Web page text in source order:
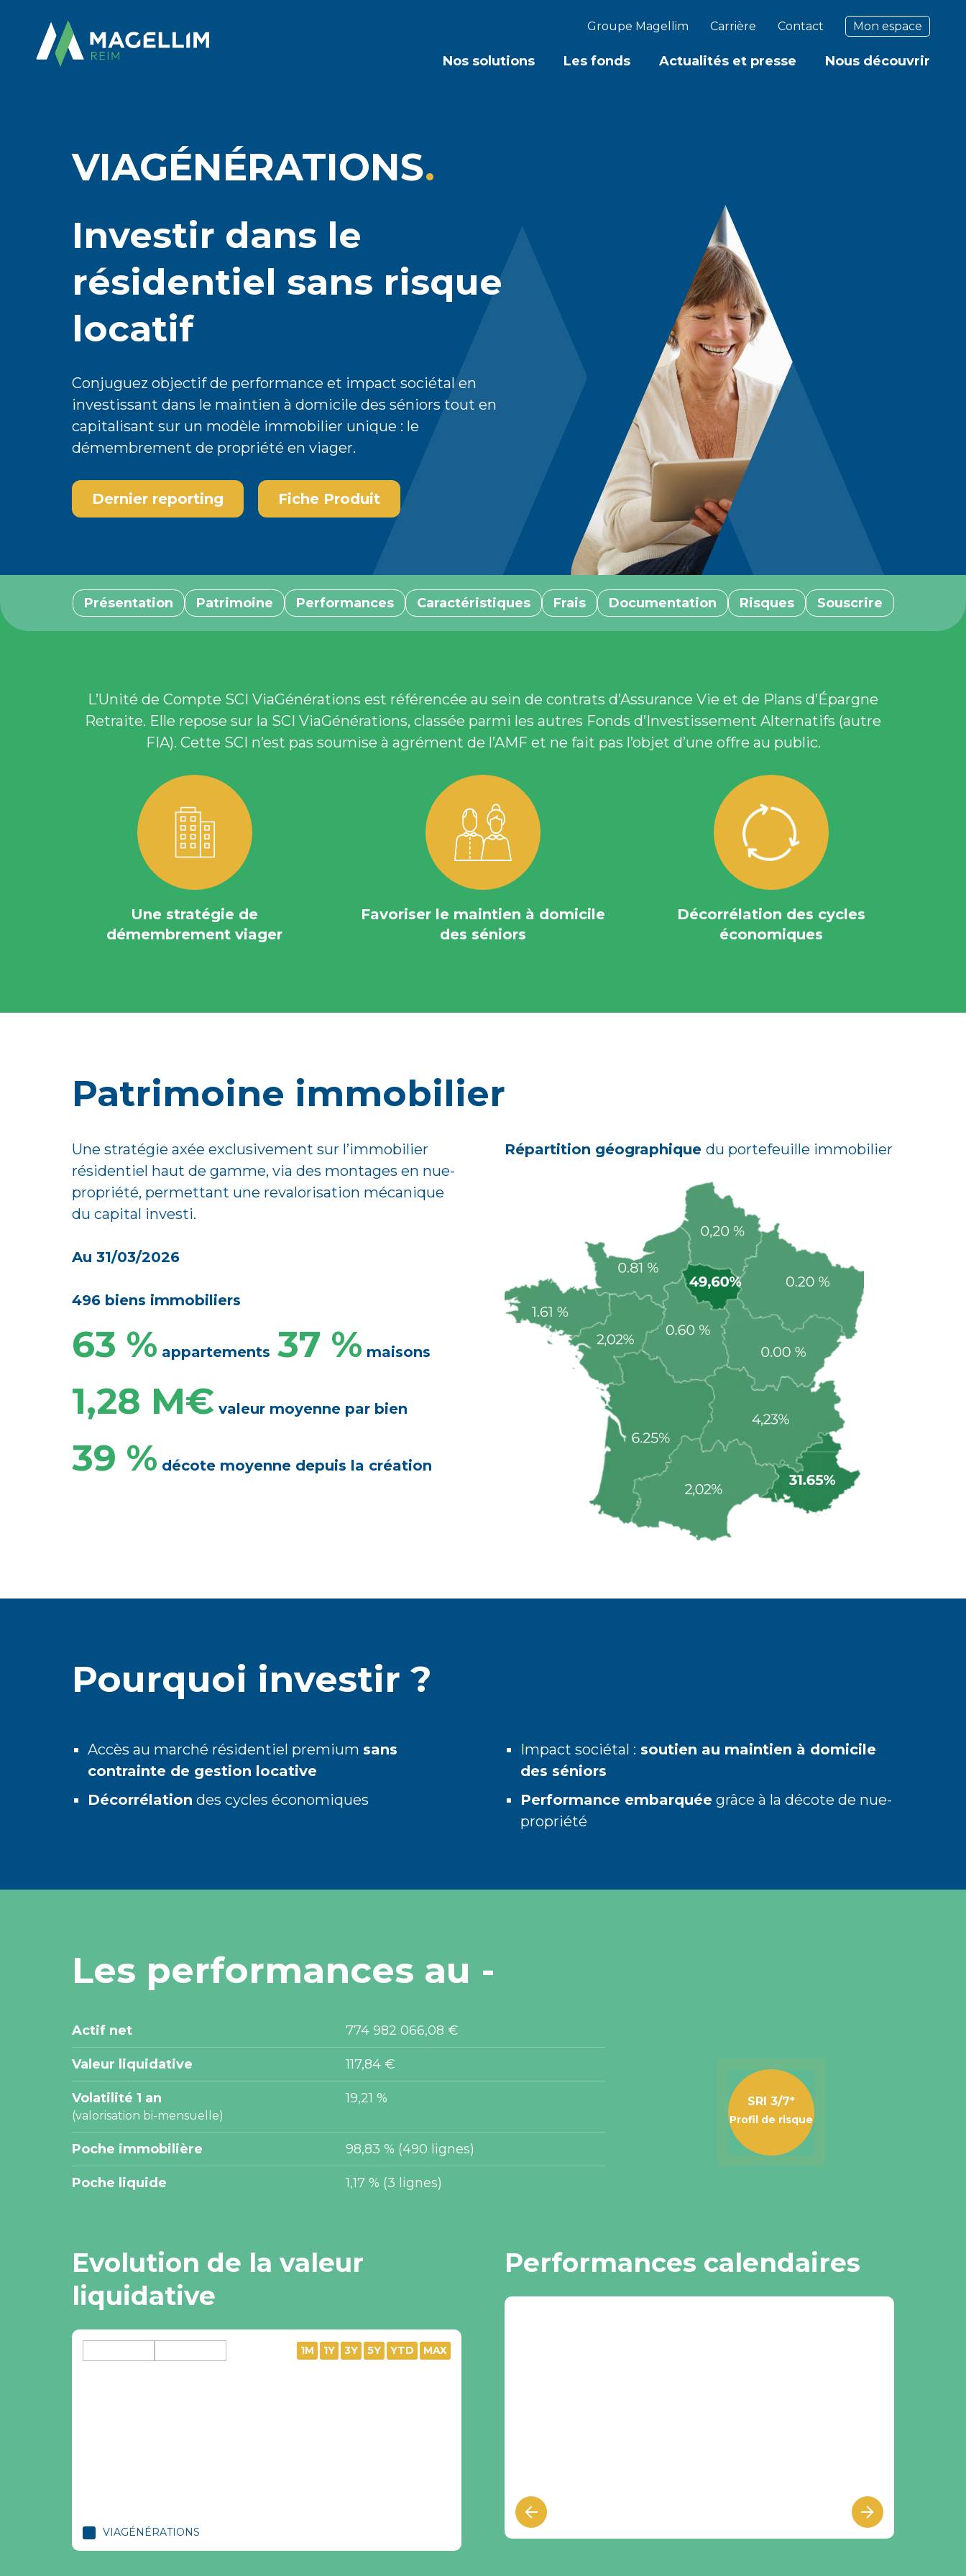
Nos solutions Les fonds Actualités et presse Nous découvrir
Groupe Magellim Carrière Contact Mon espace
VIAGÉNÉRATIONS
Investir dans le
résidentiel sans risque
locatif
Conjuguez objectif de performance et impact sociétal en
investissant dans le maintien à domicile des séniors tout en
capitalisant sur un modèle immobilier unique : le
démembrement de propriété en viager.
Dernier reporting Fiche Produit
Présentation Patrimoine Performances Caractéristiques Frais Documentation Risques Souscrire
L’Unité de Compte SCI ViaGénérations est référencée au sein de contrats d’Assurance Vie et de Plans d’Épargne
Retraite. Elle repose sur la SCI ViaGénérations, classée parmi les autres Fonds d’Investissement Alternatifs (autre
FIA). Cette SCI n’est pas soumise à agrément de l’AMF et ne fait pas l’objet d’une offre au public.
Une stratégie de
démembrement viager
Favoriser le maintien à domicile
des séniors
Décorrélation des cycles
économiques
Patrimoine immobilier
Une stratégie axée exclusivement sur l’immobilier
résidentiel haut de gamme, via des montages en nue-
propriété, permettant une revalorisation mécanique
du capital investi.
Au 31/03/2026
496 biens immobiliers
63 % appartements 37 % maisons
1,28 M€ valeur moyenne par bien
39 % décote moyenne depuis la création
Répartition géographique du portefeuille immobilier
Pourquoi investir ?
Accès au marché résidentiel premium sans
contrainte de gestion locative
Décorrélation des cycles économiques
Impact sociétal : soutien au maintien à domicile
des séniors
Performance embarquée grâce à la décote de nue-
propriété
Les performances au -
Actif net 774 982 066,08 €
Valeur liquidative 117,84 €
Volatilité 1 an
(valorisation bi-mensuelle)
19,21 %
Poche immobilière 98,83 % (490 lignes)
Poche liquide 1,17 % (3 lignes)
SRI 3/7*
Profil de risque
Evolution de la valeur
liquidative
1M 1Y 3Y 5Y YTD MAX
VIAGÉNÉRATIONS
Performances calendaires